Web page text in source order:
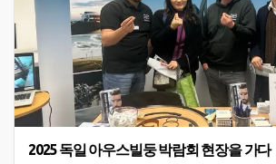
2025 독일 아우스빌둥 박람회 현장을 가다